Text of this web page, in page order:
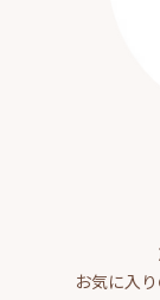
お気に入